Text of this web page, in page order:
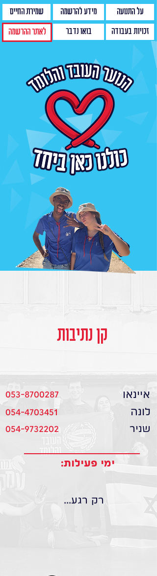
על התנועה
בואו נדבר
לאתר ההרשמה זכויות בעבודה
שמירת החיים מידע להרשמה
קן נתיבות
ימי פעילות:
רק רגע...
053-8700287
054-4703451
054-9732202
איינאו
לונה
שניר